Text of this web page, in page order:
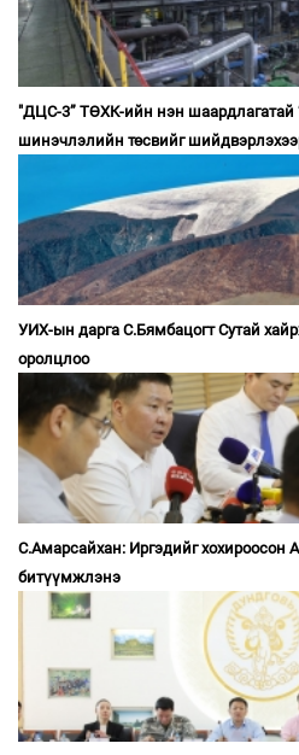
"ДЦС-3” ТӨХК-ийн нэн шаардлагатай
шинэчлэлийн төсвийг
УИХ-ын дарга С.Бямбацогт Сутай
оролцлоо
С.Амарсайхан: Иргэдийг хохироосон
битүүмжлэнэ